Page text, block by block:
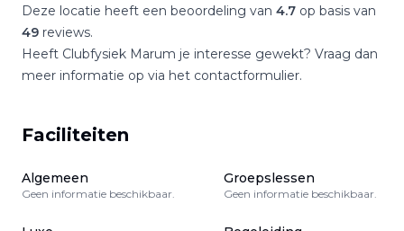
Deze locatie heeft een beoordeling van 4.7 op basis van
49 reviews.
Heeft Clubfysiek Marum je interesse gewekt? Vraag dan
meer informatie op via het contactformulier.
Faciliteiten
Algemeen
Geen informatie beschikbaar.
Groepslessen
Geen informatie beschikbaar.